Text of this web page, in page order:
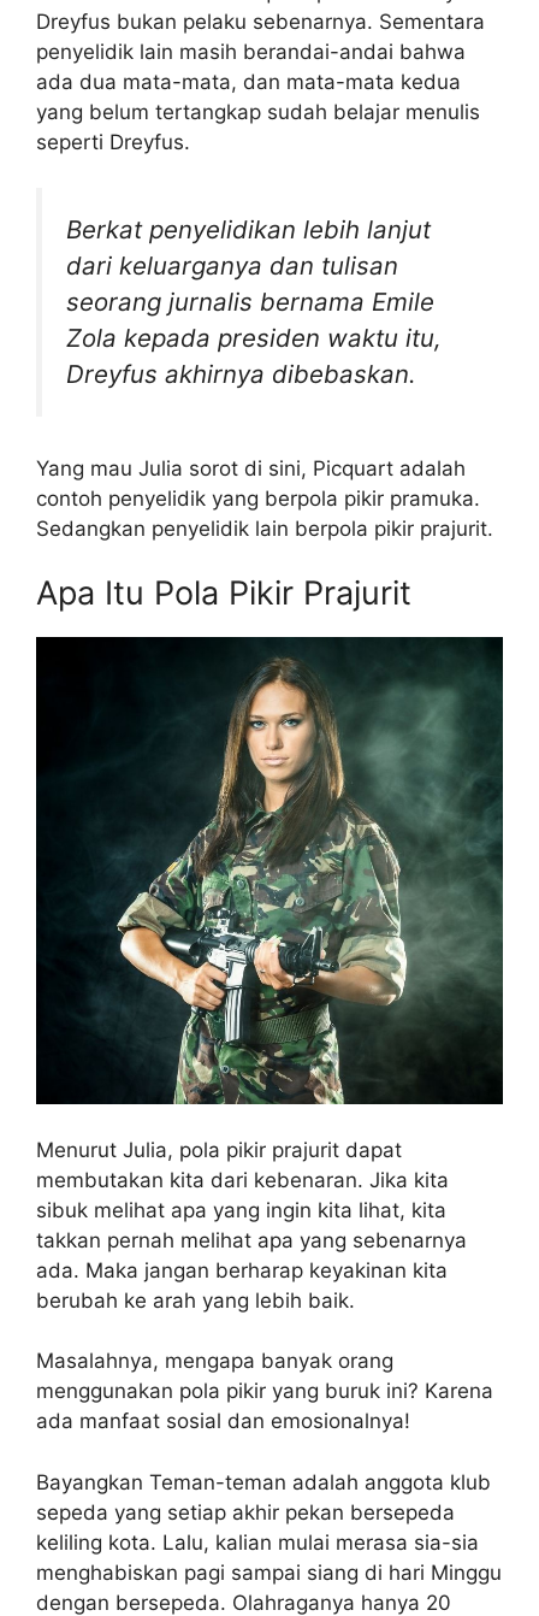
Dreyfus bukan pelaku sebenarnya. Sementara
penyelidik lain masih berandai-andai bahwa
ada dua mata-mata, dan mata-mata kedua
yang belum tertangkap sudah belajar menulis
seperti Dreyfus.
Berkat penyelidikan lebih lanjut
dari keluarganya dan tulisan
seorang jurnalis bernama Emile
Zola kepada presiden waktu itu,
Dreyfus akhirnya dibebaskan.
Yang mau Julia sorot di sini, Picquart adalah
contoh penyelidik yang berpola pikir pramuka.
Sedangkan penyelidik lain berpola pikir prajurit.
Apa Itu Pola Pikir Prajurit
Menurut Julia, pola pikir prajurit dapat
membutakan kita dari kebenaran. Jika kita
sibuk melihat apa yang ingin kita lihat, kita
takkan pernah melihat apa yang sebenarnya
ada. Maka jangan berharap keyakinan kita
berubah ke arah yang lebih baik.
Masalahnya, mengapa banyak orang
menggunakan pola pikir yang buruk ini? Karena
ada manfaat sosial dan emosionalnya!
Bayangkan Teman-teman adalah anggota klub
sepeda yang setiap akhir pekan bersepeda
keliling kota. Lalu, kalian mulai merasa sia-sia
menghabiskan pagi sampai siang di hari Minggu
dengan bersepeda. Olahraganya hanya 20